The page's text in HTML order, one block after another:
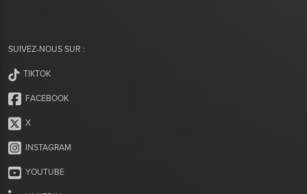
SUIVEZ-NOUS SUR :
TIKTOK
FACEBOOK
X
INSTAGRAM
YOUTUBE